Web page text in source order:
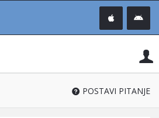
®
POSTAVI PITANJE